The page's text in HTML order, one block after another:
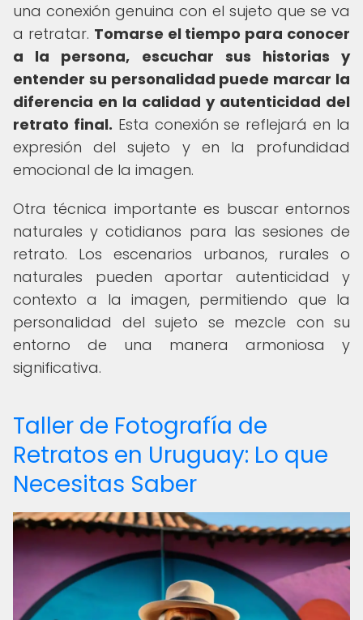
una conexión genuina con el sujeto que se va
a retratar. Tomarse el tiempo para conocer
a la persona, escuchar sus historias y
entender su personalidad puede marcar la
diferencia en la calidad y autenticidad del
retrato final. Esta conexión se reflejará en la
expresión del sujeto y en la profundidad
emocional de la imagen.
Otra técnica importante es buscar entornos
naturales y cotidianos para las sesiones de
retrato. Los escenarios urbanos, rurales o
naturales pueden aportar autenticidad y
contexto a la imagen, permitiendo que la
personalidad del sujeto se mezcle con su
entorno de una manera armoniosa y
significativa.
Taller de Fotografía de
Retratos en Uruguay: Lo que
Necesitas Saber